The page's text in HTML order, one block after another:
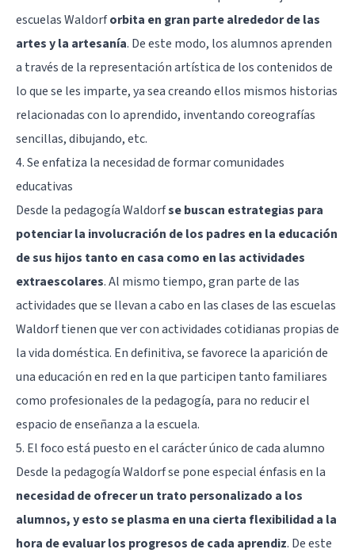
escuelas Waldorforbita en gran parte alrededor de las
artes y la artesanía. De este modo, los alumnos aprenden
a través de la representación artística de los contenidos de
lo que se les imparte, ya sea creando ellos mismos historias
relacionadas con lo aprendido, inventando coreografías
sencillas, dibujando, etc.
4. Se enfatiza la necesidad de formar comunidades
educativas
Desde la pedagogía Waldorfse buscan estrategias para
potenciar la involucración de los padres en la educación
de sus hijos tanto en casa como en las actividades
extraescolares. Al mismo tiempo, gran parte de las
actividades que se llevan a cabo en las clases de las escuelas
Waldorf tienen que ver con actividades cotidianas propias de
la vida doméstica. En definitiva, se favorece la aparición de
una educación en red en la que participen tanto familiares
como profesionales de la pedagogía, para no reducir el
espacio de enseñanza a la escuela.
5. El foco está puesto en el carácter único de cada alumno
Desde la pedagogía Waldorf se pone especial énfasis en la
necesidad de ofrecer un trato personalizado a los
alumnos, y esto se plasma en una cierta flexibilidad a la
hora de evaluar los progresos de cada aprendiz. De este